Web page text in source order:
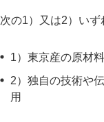
次の1）又は2）い
1）東京産の原材
2）独自の技術や
用